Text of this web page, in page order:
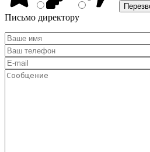
Письмо директору